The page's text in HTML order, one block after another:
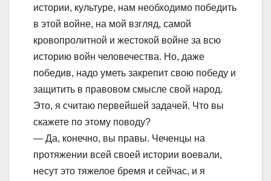
истории, культуре, нам необходимо победить
в этой войне, на мой взгляд, самой
кровопролитной и жестокой войне за всю
историю войн человечества. Но, даже
победив, надо уметь закрепит свою победу и
защитить в правовом смысле свой народ.
Это, я считаю первейшей задачей. Что вы
скажете по этому поводу?
— Да, конечно, вы правы. Чеченцы на
протяжении всей своей истории воевали,
несут это тяжелое бремя и сейчас, и я